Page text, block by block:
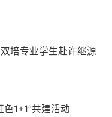
培专业学生赴许继源
1+1”共建活动